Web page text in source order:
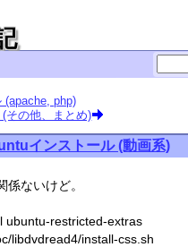
算は遅い？
覧
ンストール (リンク集)
VMware Workstation pro/
qwaxgo
ンストール (8) Kuni
BLAS (dgemm) をベンチマー
VMware Workstation pro/
chmick
(apache, php)
その他、まとめ)
インストール (動画系)
係ないけど。
ubuntu-restricted-extras
libdvdread4/install-css.sh